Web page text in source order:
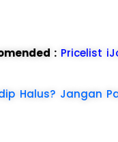
: Pricelist
Halus? Jangan